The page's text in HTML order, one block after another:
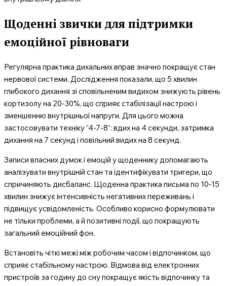
Щоденні звички для підтримки
емоційної рівноваги
Регулярна практика дихальних вправ значно покращує стан
нервової системи. Дослідження показали, що 5 хвилин
глибокого дихання зі сповільненим видихом знижують рівень
кортизолу на 20-30%, що сприяє стабілізації настрою і
зменшенню внутрішньої напруги. Для цього можна
застосовувати техніку “4-7-8”: вдих на 4 секунди, затримка
дихання на 7 секунд і повільний видих на 8 секунд.
Записи власних думок і емоцій у щоденнику допомагають
аналізувати внутрішній стан та ідентифікувати тригери, що
спричиняють дисбаланс. Щоденна практика письма по 10-15
хвилин знижує інтенсивність негативних переживань і
підвищує усвідомленість. Особливо корисно формулювати
не тільки проблеми, а й позитивні події, що покращують
загальний емоційний фон.
Встановіть чіткі межі між робочим часом і відпочинком, що
сприяє стабільному настрою. Відмова від електронних
пристроїв за годину до сну покращує якість відпочинку та